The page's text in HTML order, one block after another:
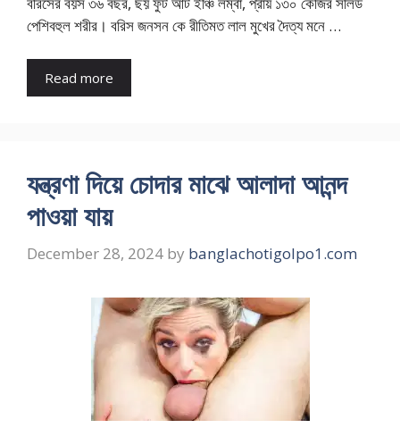
পেশিবহুল শরীর। বরিস জনসন কে রীতিমত লাল মুখের দৈত্য মনে …
Read more
যন্ত্রণা দিয়ে চোদার মাঝে আলাদা আনন্দ
পাওয়া যায়
December 28, 2024 by banglachotigolpo1.com